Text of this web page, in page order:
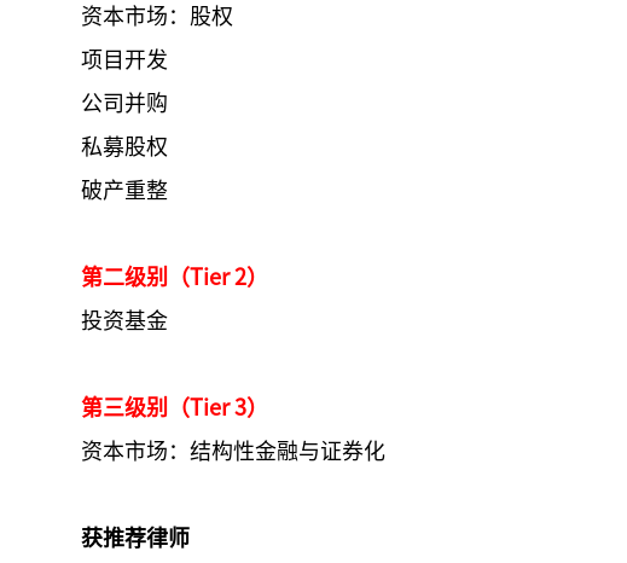
资本市场：股权
项目开发
公司并购
私募股权
破产重整
第二级别（Tier 2）
投资基金
第三级别（Tier 3）
资本市场：结构性金融与证券化
获推荐律师